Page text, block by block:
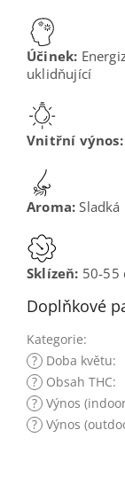
Účinek:
uklidňující
Vnitřní výnos:
Aroma: Sladká
Sklízeň: 50-55
Doplňkové
Kategorie:
? Doba květu:
? Obsah THC:
? Výnos
? Výnos